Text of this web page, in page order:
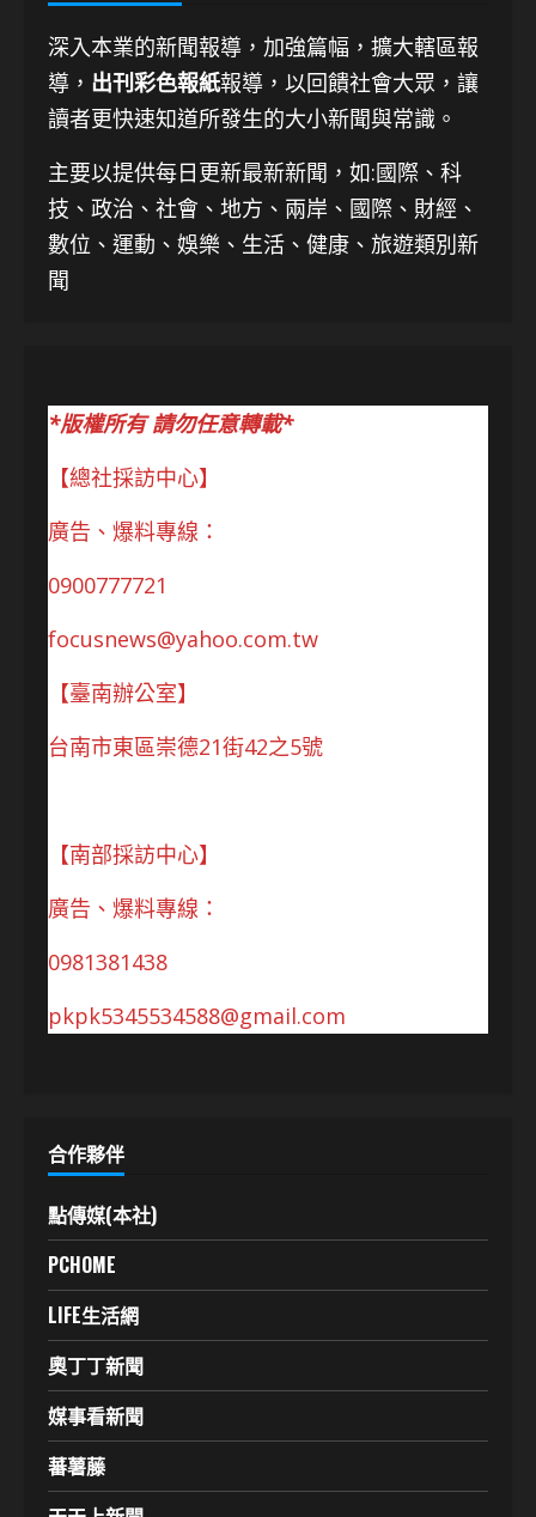
深入本業的新聞報導，加強篇幅，擴大轄區報
導， 出刊彩色報紙報導，以回饋社會大眾，讓
讀者更快速知道所發生的大小新聞與常識。
主要以提供每日更新最新新聞 ，如:國際、科
技、 政治、社會、地方、兩岸、國際、財經、
數位、運動、娛樂、生活、健康、旅遊類別新
聞
*版權所有 請勿任意轉載*
【總社採訪中心】
廣告、爆料專線：
0900777721
focusnews@yahoo.com.tw
【臺南辦公室】
台南市東區崇德21街42之5號
【南部採訪中心】
廣告、爆料專線：
0981381438
pkpk5345534588@gmail.com
合作夥伴
點傳媒(本社)
PCHOME
LIFE生活網
奧丁丁新聞
媒事看新聞
蕃薯藤